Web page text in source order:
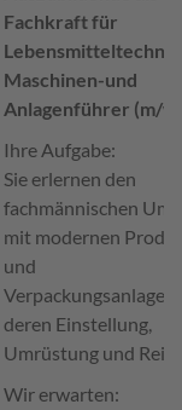
Fachkraft für
Maschinen-und
Anlagenführer (m/
Ihre Aufgabe:
Sie erlernen den
fachmännischen
mit modernen
und
deren Einstellung,
Umrüstung und
Wir erwarten: